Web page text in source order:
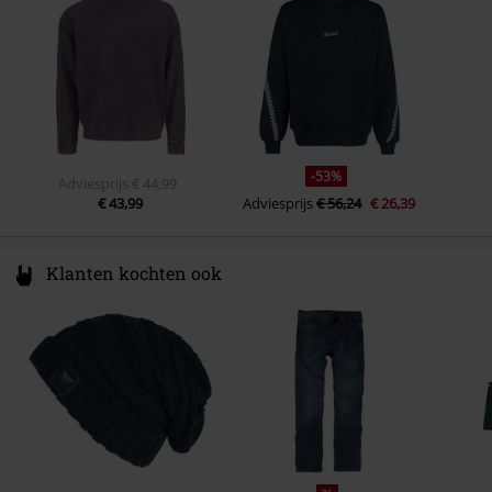
www.emp.de
Adviesprijs
€ 44,99
€ 43,99
-53%
Adviesprijs€ 56,24 € 26,39
Klanten kochten ook